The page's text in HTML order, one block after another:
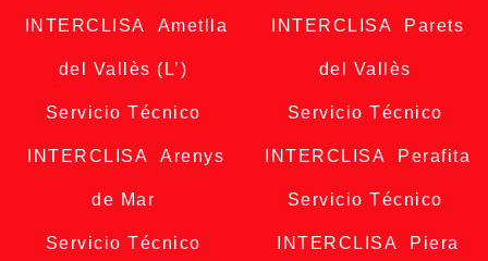
INTERCLISA Ametlla
del Vallès (L’)
Servicio Técnico
INTERCLISA Arenys
de Mar
Servicio Técnico
INTERCLISA Parets
del Vallès
Servicio Técnico
INTERCLISA Perafita
Servicio Técnico
INTERCLISA Piera